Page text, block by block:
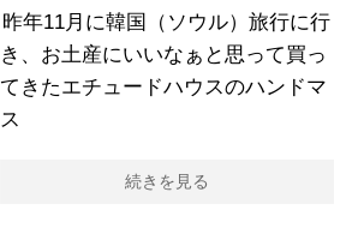
昨年11月に韓国（ソウル）旅行に行
き、お土産にいいなぁと思って買っ
てきたエチュードハウスのハンドマ
ス
続きを見る